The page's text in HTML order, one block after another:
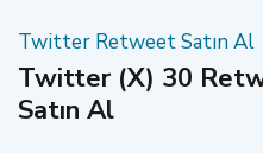
Twitter Retweet Satın Al
Twitter (X) 30
Satın Al